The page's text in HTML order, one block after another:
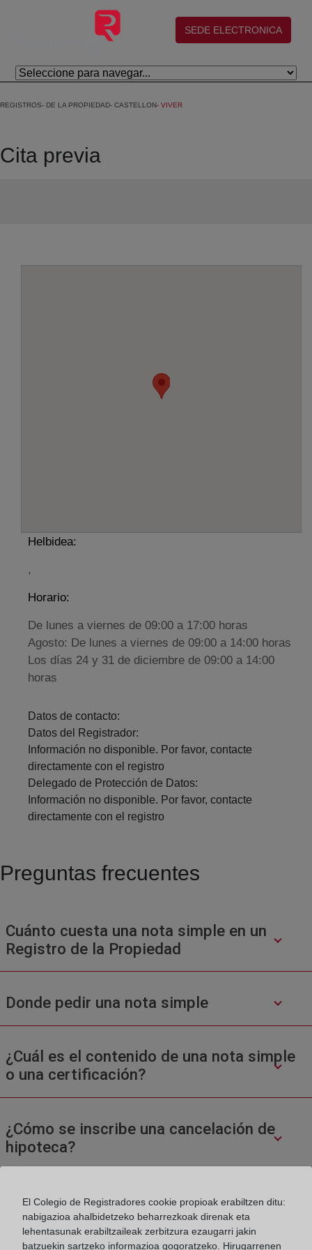
Eduki nagusira joan
(abre en nueva ventana)
SEDE ELECTRONICA
REGISTROS DE LA PROPIEDAD CASTELLON VIVER
Cita previa
Helbidea:
,
Horario:
De lunes a viernes de 09:00 a 17:00 horas
Agosto: De lunes a viernes de 09:00 a 14:00 horas
Los días 24 y 31 de diciembre de 09:00 a 14:00
horas
Datos de contacto:
Datos del Registrador:
Información no disponible. Por favor, contacte
directamente con el registro
Delegado de Protección de Datos:
Información no disponible. Por favor, contacte
directamente con el registro
Preguntas frecuentes
Cuánto cuesta una nota simple en un
Registro de la Propiedad
Donde pedir una nota simple
¿Cuál es el contenido de una nota simple
o una certificación?
¿Cómo se inscribe una cancelación de
hipoteca?
El Colegio de Registradores cookie propioak erabiltzen ditu:
nabigazioa ahalbidetzeko beharrezkoak direnak eta
lehentasunak erabiltzaileak zerbitzura ezaugarri jakin
batzuekin sartzeko informazioa gogoratzeko. Hirugarrenen